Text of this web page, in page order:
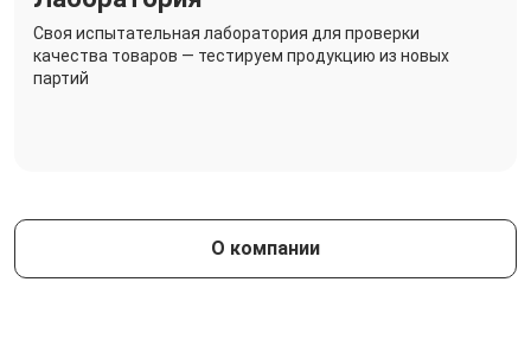
Своя испытательная лаборатория для проверки
качества товаров — тестируем продукцию из новых
партий
О компании